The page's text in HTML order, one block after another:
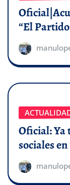
“El
Oficial: Ya
sociales